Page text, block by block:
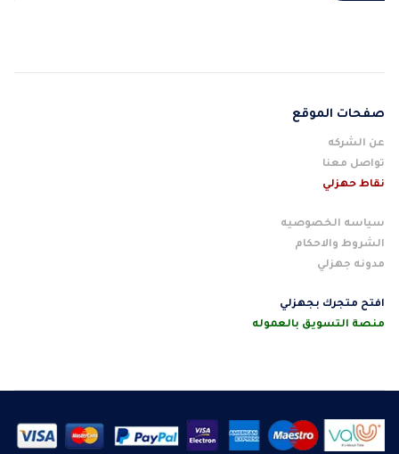
صفحات الموقع
عن الشركه
تواصل معنا
نقاط حهزلي
سياسه الخصوصيه
الشروط والاحكام
مدونه جهزلي
افتح متجرك بجهزلي
منصة التسويق بالعموله